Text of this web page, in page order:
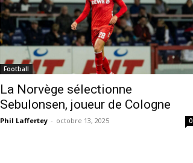
Football
La Norvège sélectionne
Sebulonsen, joueur de Cologne
Phil Laffertey - octobre 13, 2025 0